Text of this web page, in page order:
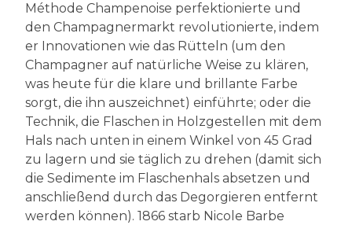
Méthode Champenoise perfektionierte und
den Champagnermarkt revolutionierte, indem
er Innovationen wie das Rütteln (um den
Champagner auf natürliche Weise zu klären,
was heute für die klare und brillante Farbe
sorgt, die ihn auszeichnet) einführte; oder die
Technik, die Flaschen in Holzgestellen mit dem
Hals nach unten in einem Winkel von 45 Grad
zu lagern und sie täglich zu drehen (damit sich
die Sedimente im Flaschenhals absetzen und
anschließend durch das Degorgieren entfernt
werden können). 1866 starb Nicole Barbe